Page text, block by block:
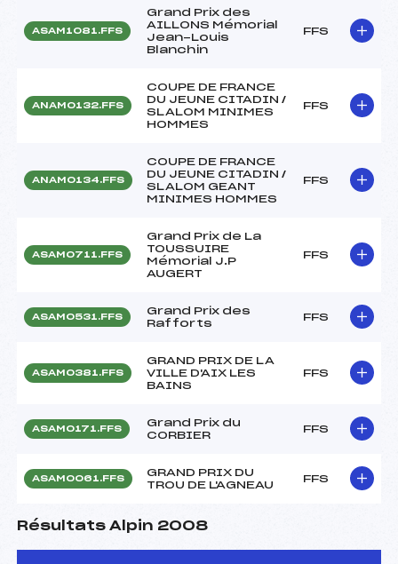
ASAM1081.FFS
Grand Prix des
AILLONS Mémorial
Jean-Louis
Blanchin
FFS
ANAM0132.FFS
COUPE DE FRANCE
DU JEUNE CITADIN /
SLALOM MINIMES
HOMMES
FFS
ANAM0134.FFS
COUPE DE FRANCE
DU JEUNE CITADIN /
SLALOM GEANT
MINIMES HOMMES
FFS
ASAM0711.FFS
Grand Prix de La
TOUSSUIRE
Mémorial J.P
AUGERT
FFS
ASAM0531.FFS
Grand Prix des
Rafforts
FFS
ASAM0381.FFS
GRAND PRIX DE LA
VILLE D'AIX LES
BAINS
FFS
ASAM0171.FFS
Grand Prix du
CORBIER
FFS
ASAM0061.FFS
GRAND PRIX DU
TROU DE L'AGNEAU
FFS
Résultats Alpin 2008